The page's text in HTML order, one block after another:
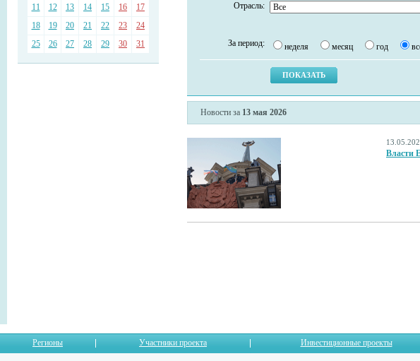
11
12 13 14 15 16
17
18
19 20 21 22 23
24
25
26 27 28 29 30 31
Отрасль:
За период: неделя месяц год
Новости за 13 мая 2026
Власти
Регионы Участники проекта Инвестиционные проекты